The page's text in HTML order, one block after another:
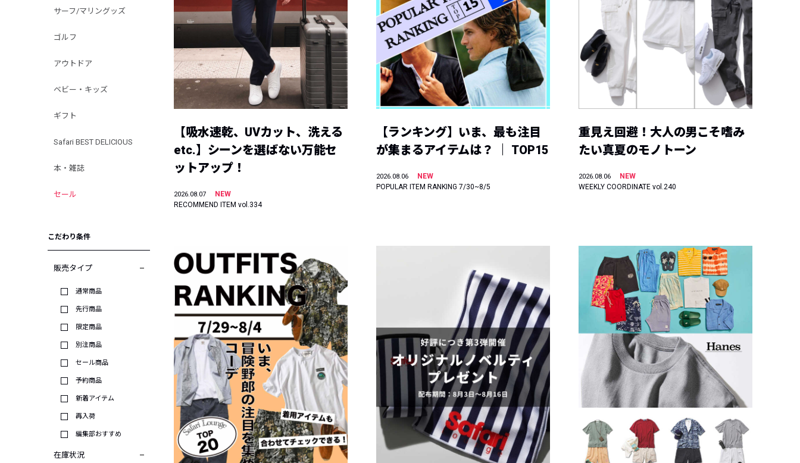
サーフ/マリングッズ
ゴルフ
アウトドア
ベビー・キッズ
ギフト
Safari BEST DELICIOUS
本・雑誌
セール
こだわり条件
販売タイプ
通常商品
先行商品
限定商品
別注商品
セール商品
予約商品
新着アイテム
再入荷
編集部おすすめ
在庫状況
【吸水速乾、UVカット、洗える
etc.】シーンを選ばない万能セ
ットアップ！
2026.08.07
NEW
RECOMMEND ITEM vol.334
【ランキング】いま、最も注目
が集まるアイテムは？ ｜ TOP15
2026.08.06
NEW
POPULAR ITEM RANKING 7/30~8/5
重見え回避！大人の男こそ嗜み
たい真夏のモノトーン
2026.08.06
NEW
WEEKLY COORDINATE vol.240